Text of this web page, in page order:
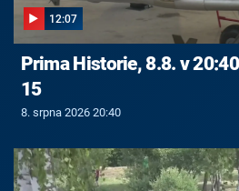
12:07
Prima Historie, 8.8. v
15
8. srpna 2026 20:40